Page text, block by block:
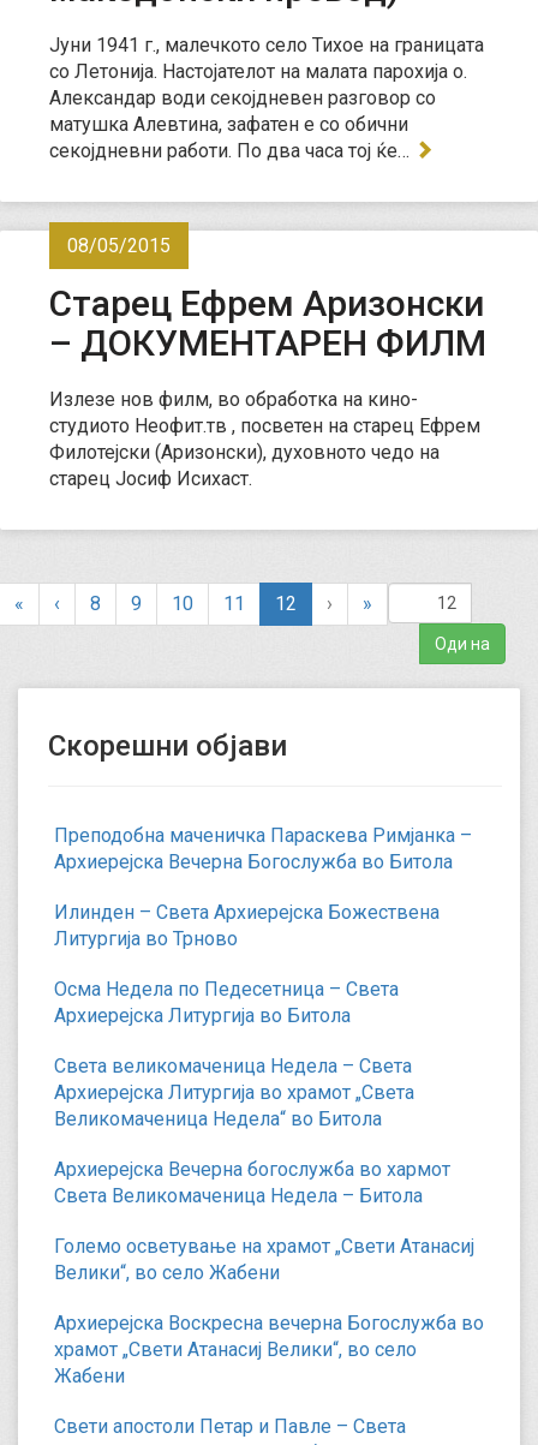
Јуни 1941 г., малечкото село Тихое на границата
со Летонија. Настојателот на малата парохија о.
Александар води секојдневен разговор со
матушка Алевтина, зафатен е со обични
секојдневни работи. По два часа тој ќе…
08/05/2015
Старец Ефрем Аризонски
– ДОКУМЕНТАРЕН ФИЛМ
Излезе нов филм, во обработка на кино-
студиото Неофит.тв , посветен на старец Ефрем
Филотејски (Аризонски), духовното чедо на
старец Јосиф Исихаст.
« ‹ 8 9 10 11 12
c
› »
Скорешни објави
Преподобна маченичка Параскева Римјанка –
Архиерејска Вечерна Богослужба во Битола
Илинден – Света Архиерејска Божествена
Литургија во Трново
Осма Недела по Педесетница – Света
Архиерејска Литургија во Битола
Света великомаченица Недела – Света
Архиерејска Литургија во храмот „Света
Великомаченица Недела“ во Битола
Архиерејска Вечерна богослужба во хармот
Света Великомаченица Недела – Битола
Големо осветување на храмот „Свети Атанасиј
Велики“, во село Жабени
Архиерејска Воскресна вечерна Богослужба во
храмот „Свети Атанасиј Велики“, во село
Жабени
Свети апостоли Петар и Павле – Света